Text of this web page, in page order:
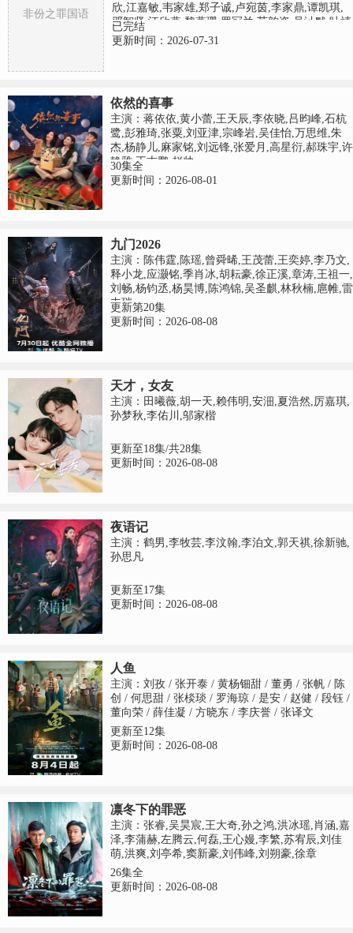
非份之罪国语
欣,江嘉敏,韦家雄,郑子诚,卢宛茵,李家鼎,谭凯琪,
邓智坚,江欣燕,黎燕珊,罗冠兰,苏韵姿,吴沚默,叶靖
仪,唐嘉麟,张翼东,胡敏芝,区霭玲,方绍聪,梁证嘉,
已完结
更新时间：2026-07-31
依然的喜事
主演：蒋依依,黄小蕾,王天辰,李依晓,吕昀峰,石杭
鹭,彭雅琦,张粟,刘亚津,宗峰岩,吴佳怡,万思维,朱
杰,杨静儿,麻家铭,刘远锋,张爱月,高星衍,郝珠宇,许
静雅,王志鹏,赵帅
30集全
更新时间：2026-08-01
九门2026
主演：陈伟霆,陈瑶,曾舜晞,王茂蕾,王奕婷,李乃文,
释小龙,应灏铭,季肖冰,胡耘豪,徐正溪,章涛,王祖一,
刘畅,杨钧丞,杨昊博,陈鸿锦,吴圣麒,林秋楠,扈帷,雷
丰瑞
更新第20集
更新时间：2026-08-08
天才，女友
主演：田曦薇,胡一天,赖伟明,安沺,夏浩然,厉嘉琪,
孙梦秋,李佑川,邬家楷
更新至18集/共28集
更新时间：2026-08-08
夜语记
主演：鹤男,李牧芸,李汶翰,李泊文,郭天祺,徐新驰,
孙思凡
更新至17集
更新时间：2026-08-08
人鱼
主演：刘孜 / 张开泰 / 黄杨钿甜 / 董勇 / 张帆 / 陈
创 / 何思甜 / 张棪琰 / 罗海琼 / 是安 / 赵健 / 段钰 /
董向荣 / 薛佳凝 / 方晓东 / 李庆誉 / 张译文
更新至12集
更新时间：2026-08-08
凛冬下的罪恶
主演：张睿,吴昊宸,王大奇,孙之鸿,洪冰瑶,肖涵,嘉
泽,李蒲赫,左腾云,何磊,王心嫚,李繁,苏宥辰,刘佳
萌,洪爽,刘亭希,窦新豪,刘伟峰,刘朔豪,徐章
26集全
更新时间：2026-08-08